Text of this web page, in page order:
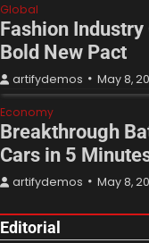
Global
Fashion
Bold New Pact
artifydemos May 8,
Economy
Breakthrough
Cars in 5
artifydemos May 8,
Editorial